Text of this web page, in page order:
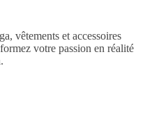
vêtements et accessoires
votre passion en réalité